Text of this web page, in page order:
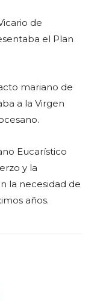
de
el Plan
mariano de
a la Virgen
Eucarístico
y la
la necesidad de
años.